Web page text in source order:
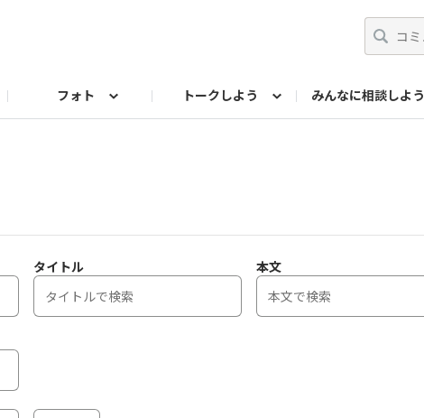
フォト トークしよう みんなに相談しよう
タイトル 本文